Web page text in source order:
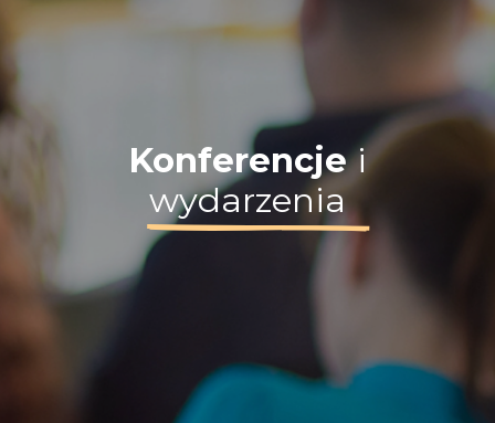
Konferencje i
wydarzenia